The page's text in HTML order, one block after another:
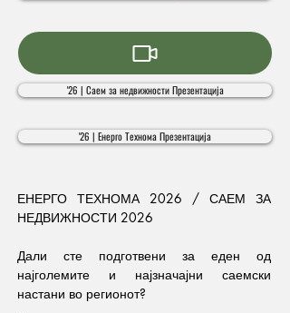
'26 | Саем за недвижности Презентација
'26 | Енерго Технома Презентација
ЕНЕРГО ТЕХНОМА 2026 / САЕМ ЗА
НЕДВИЖНОСТИ 2026
Дали сте подготвени за еден од
најголемите и најзначајни саемски
настани во регионот?